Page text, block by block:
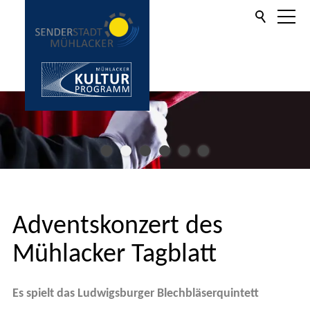
Aktuelles
Informationen
Kartenverkauf
Service
Adventskonzert des
Mühlacker Tagblatt
Es spielt das Ludwigsburger Blechbläserquintett